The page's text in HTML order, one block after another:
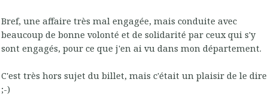
Bref, une affaire très mal engagée, mais conduite avec
beaucoup de bonne volonté et de solidarité par ceux qui s'y
sont engagés, pour ce que j'en ai vu dans mon département.
C'est très hors sujet du billet, mais c'était un plaisir de le dire
;-)